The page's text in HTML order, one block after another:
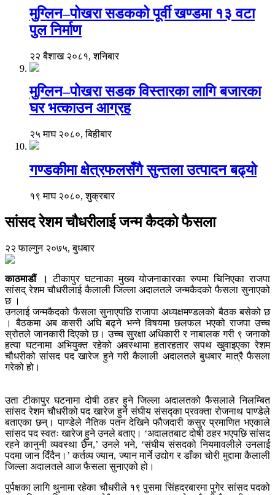
मुग्लिन–पोखरा सडकको पूर्वी खण्डमा १३ वटा
पुल निर्माण
२२ बैशाख २०८१, शनिबार
मुग्लिन–पोखरा सडक विस्तारका लागि बजारका
घर भत्काउन आग्रह
२५ माघ २०८०, बिहीबार
गण्डकीमा क्षेत्रफलसँगै सुन्तला उत्पादन बढ्यो
१९ माघ २०८०, शुक्रबार
सांसद रेशम चौधरीलाई जन्म कैदकाे फैसला
२२ फाल्गुन २०७५, बुधबार
काठमाडौं । टीकापुर घटनाका मुख्य योजनाकारका रुपमा चिनिएका राजपा
सांसद् रेशम चौधरीलाई कैलाली जिल्ला अदालतले जन्मकैदको फैसला सुनाएको
छ ।
उनलाई जन्मकैदको फैसला सुनाएपछि राजापा अध्यक्षमण्डलको बैठक बसेको छ
। बैठकमा अब कसरी अघि बढ्ने भन्ने विषयमा छलफल भएको राजपा उच्च
स्रोतले जानकारी दिएको छ। उच्च सुरक्षा अधिकारी र नाबालक गरी ९ जनाको
हत्या घटनामा अभियुक्त रहेको अवस्थामा हतारहतार सपथ खुवाइएका रेशम
चौधरीको सांसद पद खारेज हुने गरी कैलाली अदालतले बुधबार मात्रै फैसला
गरेको हो।
उता टीकापुर घटनामा दोषी ठहर हुने जिल्ला अदालतको फैसलाले निलम्बित
सांसद रेशम चौधरीको पद खारेज हुने संघीय संसद्का प्रवक्ता रोजनाथ पाण्डेले
बताएका छन्। पाण्डेले नैतिक पतन देखिने फौजदारी कसुर प्रमाणित भएकाले
सांसद पद स्वतः खारेज हुने उनले बताए। ‘अदालतबाट दोषी ठहर भएपछि सांसद
रहने कानुनी व्यवस्था छैन,’ उनले भने, ‘संघीय संसदको नियमावलीले उनलाई
पदमा जान दिँदैन।’ कर्तव्य ज्यान, ज्यान मार्ने उद्योग र डाँका चोरी मुद्दामा कैलाली
जिल्ला अदालतले आज फैसला सुनाएको हो।
पुर्पक्षका लागि थुनामा रहेका चौधरीले १९ पुसमा सिंहदरबारमा पुगेर सांसद पदको